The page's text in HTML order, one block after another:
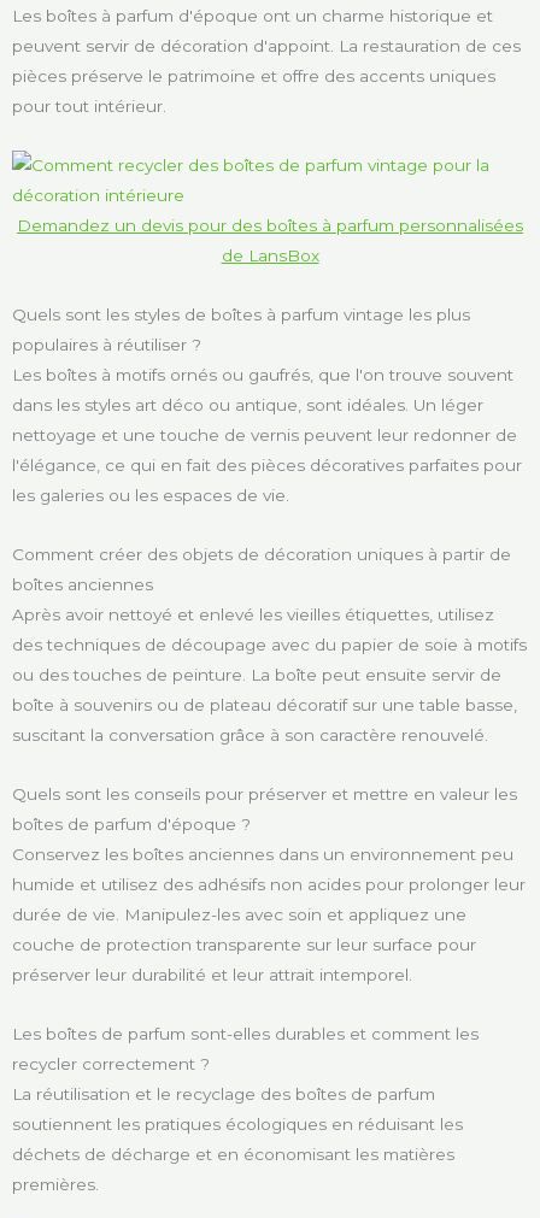
Les boîtes à parfum d'époque ont un charme historique et
peuvent servir de décoration d'appoint. La restauration de ces
pièces préserve le patrimoine et offre des accents uniques
pour tout intérieur.
Demandez un devis pour des boîtes à parfum personnalisées
de LansBox
Quels sont les styles de boîtes à parfum vintage les plus
populaires à réutiliser ?
Les boîtes à motifs ornés ou gaufrés, que l'on trouve souvent
dans les styles art déco ou antique, sont idéales. Un léger
nettoyage et une touche de vernis peuvent leur redonner de
l'élégance, ce qui en fait des pièces décoratives parfaites pour
les galeries ou les espaces de vie.
Comment créer des objets de décoration uniques à partir de
boîtes anciennes
Après avoir nettoyé et enlevé les vieilles étiquettes, utilisez
des techniques de découpage avec du papier de soie à motifs
ou des touches de peinture. La boîte peut ensuite servir de
boîte à souvenirs ou de plateau décoratif sur une table basse,
suscitant la conversation grâce à son caractère renouvelé.
Quels sont les conseils pour préserver et mettre en valeur les
boîtes de parfum d'époque ?
Conservez les boîtes anciennes dans un environnement peu
humide et utilisez des adhésifs non acides pour prolonger leur
durée de vie. Manipulez-les avec soin et appliquez une
couche de protection transparente sur leur surface pour
préserver leur durabilité et leur attrait intemporel.
Les boîtes de parfum sont-elles durables et comment les
recycler correctement ?
La réutilisation et le recyclage des boîtes de parfum
soutiennent les pratiques écologiques en réduisant les
déchets de décharge et en économisant les matières
premières.